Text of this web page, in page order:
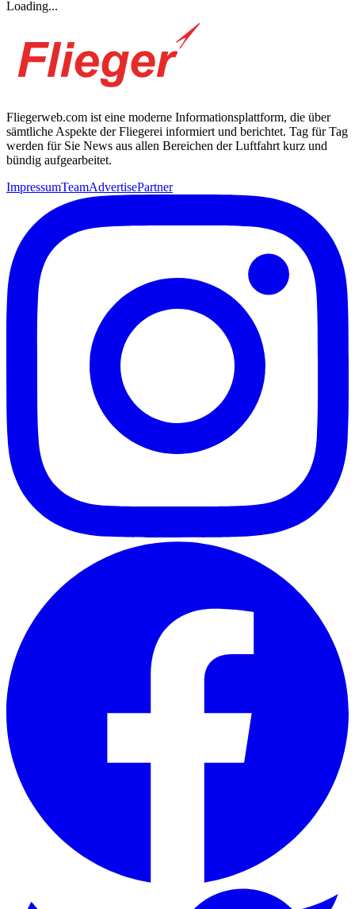
Loading...
Fliegerweb.com ist eine moderne Informationsplattform, die über
sämtliche Aspekte der Fliegerei informiert und berichtet. Tag für Tag
werden für Sie News aus allen Bereichen der Luftfahrt kurz und
bündig aufgearbeitet.
ImpressumTeamAdvertisePartner